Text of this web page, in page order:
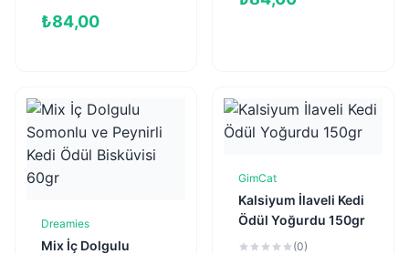
Maması 14gr (5'li)
₺84,00
Sepete Ekle
Dreamies
Mix İç Dolgulu
Sepete Ekle
GimCat
Kalsiyum İlaveli Kedi
Ödül Yoğurdu 150gr
(0)